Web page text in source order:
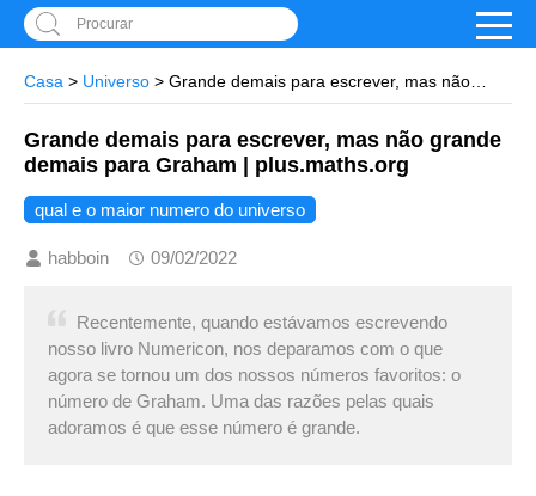
Procurar
Casa > Universo
grande demais para Graham | plus.maths.org
Grande demais para escrever, mas não grande
demais para Graham | plus.maths.org
qual e o maior numero do universo
habboin 09/02/2022
Recentemente, quando estávamos escrevendo
nosso livro Numericon, nos deparamos com o que
agora se tornou um dos nossos números favoritos: o
número de Graham. Uma das razões pelas quais
adoramos é que esse número é grande.